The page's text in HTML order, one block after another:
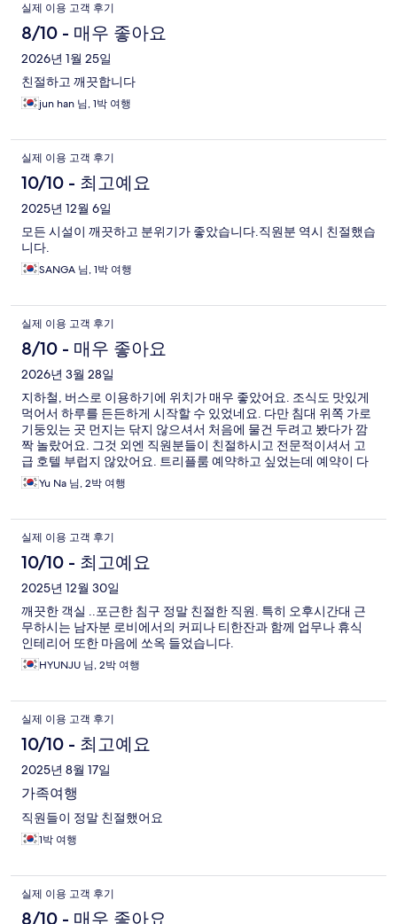
실제 이용 고객 후기
8/10 - 매우 좋아요
2026년 1월 25일
친절하고 깨끗합니다
jun han 님, 1박 여행
실제 이용 고객 후기
10/10 - 최고예요
2025년 12월 6일
모든 시설이 깨끗하고 분위기가 좋았습니다.직원분 역시 친절했습
니다.
SANGA 님, 1박 여행
실제 이용 고객 후기
8/10 - 매우 좋아요
2026년 3월 28일
지하철, 버스로 이용하기에 위치가 매우 좋았어요. 조식도 맛있게
먹어서 하루를 든든하게 시작할 수 있었네요. 다만 침대 위쪽 가로
기둥있는 곳 먼지는 닦지 않으셔서 처음에 물건 두려고 봤다가 깜
짝 놀랐어요. 그것 외엔 직원분들이 친절하시고 전문적이셔서 고
급 호텔 부럽지 않았어요. 트리플룸 예약하고 싶었는데 예약이 다
차서 더블룸에서 머물렀지만 다음에 또 이용하고싶은 마음 가득한
호텔이었어요. 감사합니다.
Yu Na 님, 2박 여행
실제 이용 고객 후기
10/10 - 최고예요
2025년 12월 30일
깨끗한 객실 ..포근한 침구 정말 친절한 직원. 특히 오후시간대 근
무하시는 남자분 로비에서의 커피나 티한잔과 함께 업무나 휴식
인테리어 또한 마음에 쏘옥 들었습니다.
HYUNJU 님, 2박 여행
실제 이용 고객 후기
10/10 - 최고예요
2025년 8월 17일
가족여행
직원들이 정말 친절했어요
1박 여행
실제 이용 고객 후기
8/10 - 매우 좋아요